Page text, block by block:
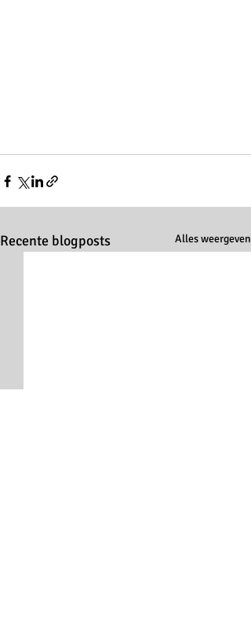
Recente blogposts Alles weergeven